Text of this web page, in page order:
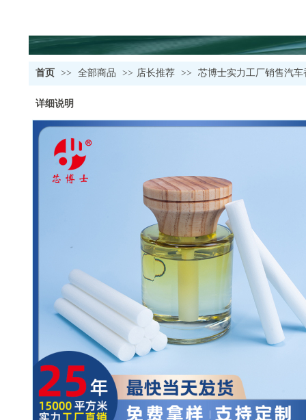
首页 >> 全部商品 >> 店长推荐 >> 芯博士实力工厂销售汽
详细说明